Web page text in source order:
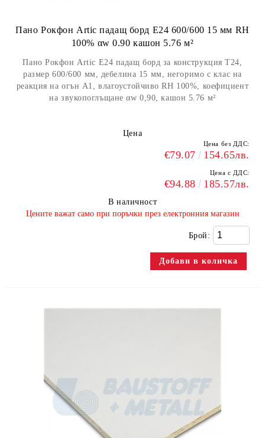
Пано Рокфон Artic падащ борд E24 600/600 15 мм RH
100% αw 0.90 кашон 5.76 м²
Пано Рокфон Artic E24 падащ борд за конструкция Т24,
размер 600/600 мм, дебелина 15 мм, негоримо с клас на
реакция на огън А1, влагоустойчиво RH 100%, коефициент
на звукопоглъщане αw 0,90, кашон 5.76 м²
Цена
Цена без ДДС:
€79.07 154.65лв.
Цена с ДДС:
€94.88 185.57лв.
В наличност
​Цените важат само при поръчки през електронния магазин
Брой: